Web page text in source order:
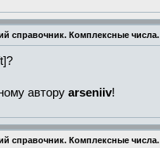
справочник. Комплексные числа.
автору arseniiv!
справочник. Комплексные числа.